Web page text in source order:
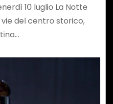
10 luglio La Notte
vie del centro storico,